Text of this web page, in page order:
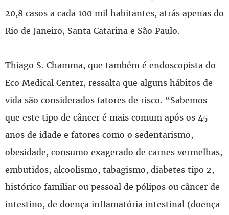
20,8 casos a cada 100 mil habitantes, atrás apenas do
Rio de Janeiro, Santa Catarina e São Paulo.
Thiago S. Chamma, que também é endoscopista do
Eco Medical Center, ressalta que alguns hábitos de
vida são considerados fatores de risco. “Sabemos
que este tipo de câncer é mais comum após os 45
anos de idade e fatores como o sedentarismo,
obesidade, consumo exagerado de carnes vermelhas,
embutidos, alcoolismo, tabagismo, diabetes tipo 2,
histórico familiar ou pessoal de pólipos ou câncer de
intestino, de doença inflamatória intestinal (doença